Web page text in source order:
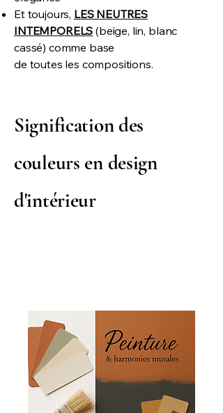
Et toujours, LES NEUTRES
INTEMPORELS (beige, lin, blanc
cassé) comme base
de toutes les compositions.
Signification des
couleurs en design
d'intérieur